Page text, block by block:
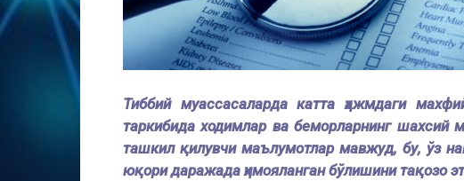
Тиббий муассасаларда катта ҳажмдаги
таркибида ходимлар ва беморларнинг шахсий
ташкил қилувчи маълумотлар мавжуд, бу, ўз
юқори даражада ҳимояланган бўлишини тақозо